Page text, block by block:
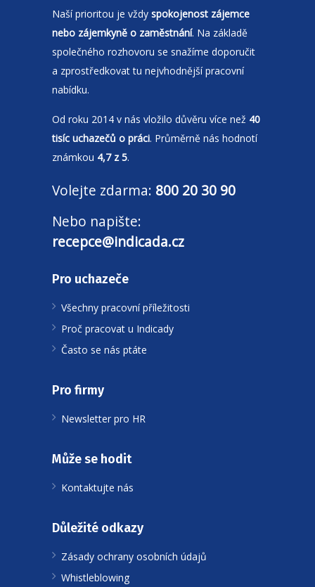
Naší prioritou je vždy spokojenost zájemce
nebo zájemkyně o zaměstnání. Na základě
společného rozhovoru se snažíme doporučit
a zprostředkovat tu nejvhodnější pracovní
nabídku.
Od roku 2014 v nás vložilo důvěru více než 40
tisíc uchazečů o práci. Průměrně nás hodnotí
známkou 4,7 z 5.
Volejte zdarma: 800 20 30 90
Nebo napište:
recepce@indicada.cz
Pro uchazeče
Všechny pracovní příležitosti
Proč pracovat u Indicady
Často se nás ptáte
Pro firmy
Newsletter pro HR
Může se hodit
Kontaktujte nás
Důležité odkazy
Zásady ochrany osobních údajů
Whistleblowing